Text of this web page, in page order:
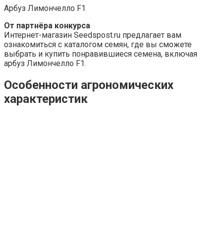
Арбуз Лимончелло F1
От партнёра конкурса
Интернет-магазин Seedspost.ru предлагает вам
ознакомиться с каталогом семян, где вы сможете
выбрать и купить понравившиеся семена, включая
арбуз Лимончелло F1.
Особенности агрономических
характеристик